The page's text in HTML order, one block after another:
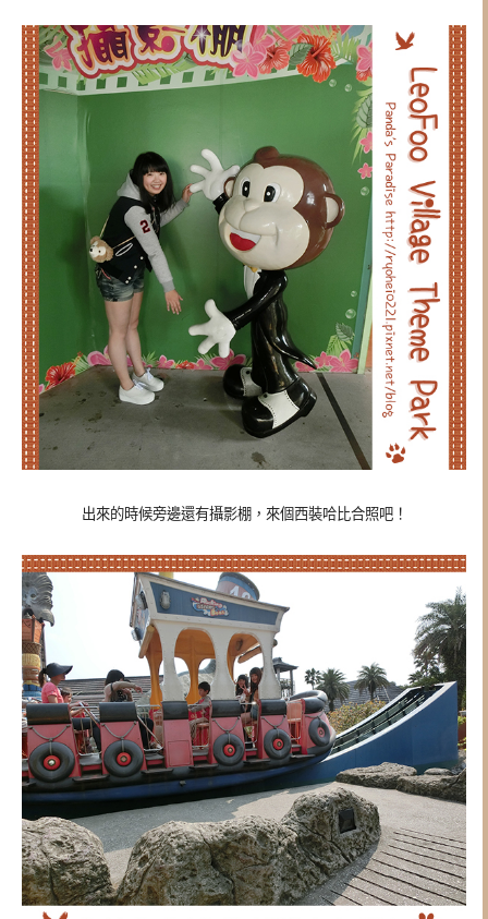
出來的時候旁邊還有攝影棚，來個西裝哈比合照吧！